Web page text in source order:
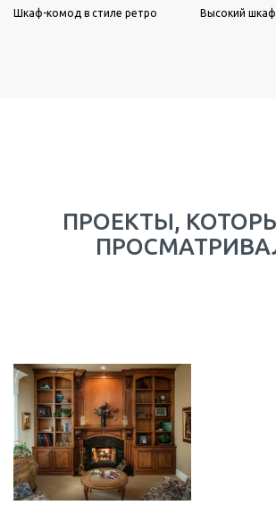
Шкаф-комод в стиле ретро Высокий
ПРОЕКТЫ,